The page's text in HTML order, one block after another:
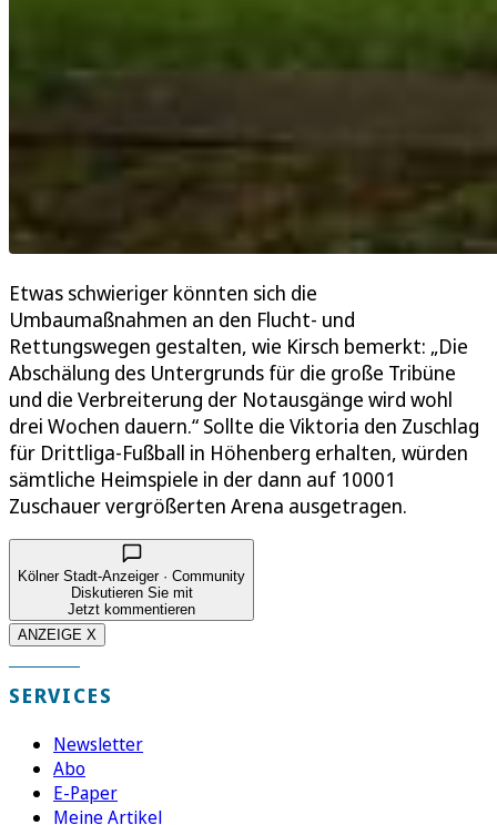
Etwas schwieriger könnten sich die
Umbaumaßnahmen an den Flucht- und
Rettungswegen gestalten, wie Kirsch bemerkt: „Die
Abschälung des Untergrunds für die große Tribüne
und die Verbreiterung der Notausgänge wird wohl
drei Wochen dauern.“ Sollte die Viktoria den Zuschlag
für Drittliga-Fußball in Höhenberg erhalten, würden
sämtliche Heimspiele in der dann auf 10001
Zuschauer vergrößerten Arena ausgetragen.
Kölner Stadt-Anzeiger · Community
Diskutieren Sie mit
Jetzt kommentieren
ANZEIGE X
SERVICES
Newsletter
Abo
E-Paper
Meine Artikel